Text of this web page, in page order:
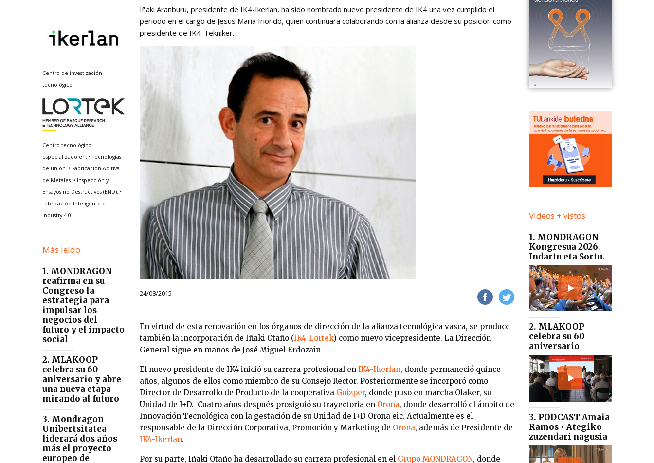
Centro de investigación
tecnológico.
Centro tecnológico
especializado en: • Tecnologías
de unión. • Fabricación Aditiva
de Metales. • Inspección y
Ensayos no Destructivos (END). •
Fabricación Inteligente e
Industry 4.0.
Más leído
1. MONDRAGON
reafirma en su
Congreso la
estrategia para
impulsar los
negocios del
futuro y el impacto
social
2. MLAKOOP
celebra su 60
aniversario y abre
una nueva etapa
mirando al futuro
3. Mondragon
Unibertsitatea
liderará dos años
más el proyecto
europeo de
Iñaki Aranburu, presidente de IK4-Ikerlan, ha sido nombrado nuevo presidente de IK4 una vez cumplido el
período en el cargo de Jesús María Iriondo, quien continuará colaborando con la alianza desde su posición como
presidente de IK4-Tekniker.
24/08/2015
En virtud de esta renovación en los órganos de dirección de la alianza tecnológica vasca, se produce
también la incorporación de Iñaki Otaño (IK4-Lortek) como nuevo vicepresidente. La Dirección
General sigue en manos de José Miguel Erdozain.
El nuevo presidente de IK4 inició su carrera profesional en IK4-Ikerlan, donde permaneció quince
años, algunos de ellos como miembro de su Consejo Rector. Posteriormente se incorporó como
Director de Desarrollo de Producto de la cooperativa Goizper, donde puso en marcha Olaker, su
Unidad de I+D. Cuatro años después prosiguió su trayectoria en Orona, donde desarrolló el ámbito de
Innovación Tecnológica con la gestación de su Unidad de I+D Orona eic. Actualmente es el
responsable de la Dirección Corporativa, Promoción y Marketing de Orona, además de Presidente de
IK4-Ikerlan.
Por su parte, Iñaki Otaño ha desarrollado su carrera profesional en el Grupo MONDRAGON, donde
Vídeos + vistos
1. MONDRAGON
Kongresua 2026.
Indartu eta Sortu.
2. MLAKOOP
celebra su 60
aniversario
3. PODCAST Amaia
Ramos • Ategiko
zuzendari nagusia